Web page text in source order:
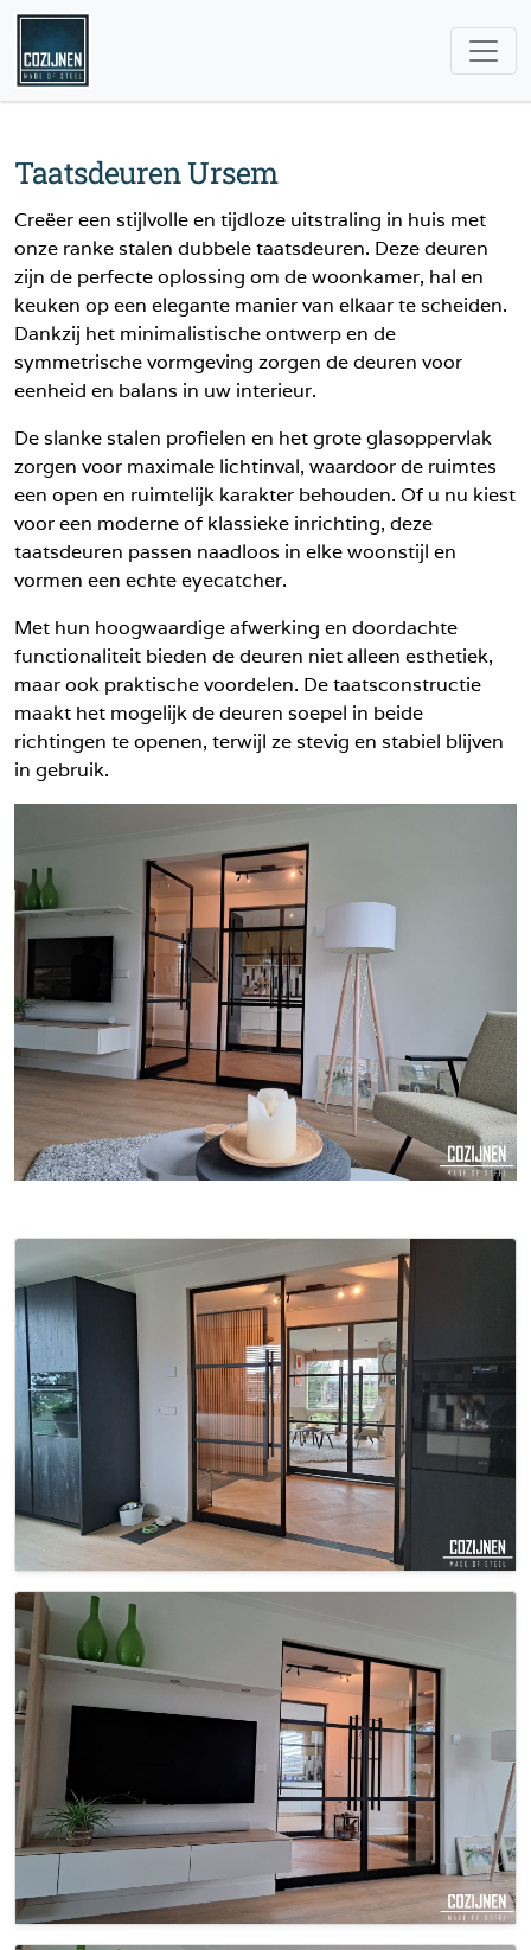
Taatsdeuren Ursem
Creëer een stijlvolle en tijdloze uitstraling in huis met
onze ranke stalen dubbele taatsdeuren. Deze deuren
zijn de perfecte oplossing om de woonkamer, hal en
keuken op een elegante manier van elkaar te scheiden.
Dankzij het minimalistische ontwerp en de
symmetrische vormgeving zorgen de deuren voor
eenheid en balans in uw interieur.
De slanke stalen profielen en het grote glasoppervlak
zorgen voor maximale lichtinval, waardoor de ruimtes
een open en ruimtelijk karakter behouden. Of u nu kiest
voor een moderne of klassieke inrichting, deze
taatsdeuren passen naadloos in elke woonstijl en
vormen een echte eyecatcher.
Met hun hoogwaardige afwerking en doordachte
functionaliteit bieden de deuren niet alleen esthetiek,
maar ook praktische voordelen. De taatsconstructie
maakt het mogelijk de deuren soepel in beide
richtingen te openen, terwijl ze stevig en stabiel blijven
in gebruik.